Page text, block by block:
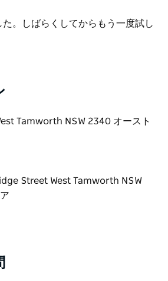
す。
。しばらくしてからもう一度試し
Tamworth NSW 2340 オースト